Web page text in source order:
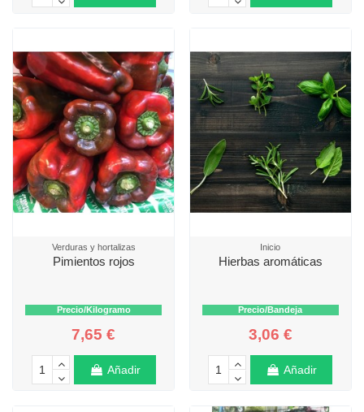
Verduras y hortalizas
Pimientos rojos
Precio/Kilogramo
7,65 €
Añadir
Inicio
Hierbas aromáticas
Precio/Bandeja
3,06 €
Añadir